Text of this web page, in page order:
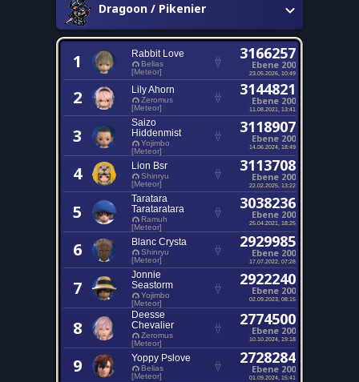
Dragoon / Pikenier
1 Rabbit Love
Belias
[Meteor]
3166257
Ebene 200
23.05.2026, 10:49
2 Lily Ahorn
Zeromus
[Meteor]
3144821
Ebene 200
11.08.2021, 13:41
3
Saizo
Hiddenmist
Yojimbo
[Meteor]
3118907
Ebene 200
14.06.2024, 18:49
4 Lion Bsr
Shinryu
[Meteor]
3113708
Ebene 200
22.02.2025, 13:22
5
Taratara
Tarataratara
Ramuh
[Meteor]
3038236
Ebene 200
25.04.2021, 18:25
6 Blanc Crysta
Shinryu
[Meteor]
2929985
Ebene 200
17.07.2022, 07:28
7
Jonnie
Seastorm
Yojimbo
[Meteor]
2922240
Ebene 200
02.09.2023, 08:15
8
Deesse
Chevalier
Zeromus
[Meteor]
2774500
Ebene 200
10.10.2024, 19:18
9 Yoppy Pslove
Belias
[Meteor]
2728284
Ebene 200
01.09.2024, 15:41